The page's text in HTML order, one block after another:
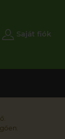
Saját fiók